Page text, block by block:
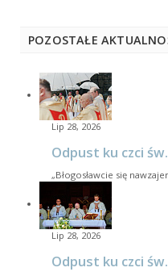
POZOSTAŁE
Lip 28, 2026
Odpust ku czci
„Błogosławcie się
Lip 28, 2026
Odpust ku czci